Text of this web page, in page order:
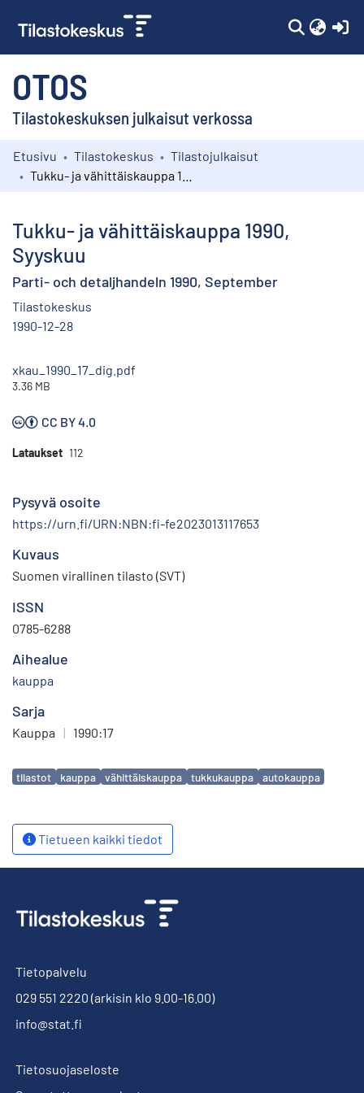
OTOS
Tilastokeskuksen julkaisut verkossa
Kokoelmat
Etusivu Tilastokeskus
Tilastojulkaisut
Tukku- ja vähittäiskauppa 1990,
Syyskuu
Parti- och detaljhandeln 1990, September
Tilastokeskus
1990-12-28
xkau_1990_17_dig.pdf
3.36 MB
CC BY 4.0
Lataukset 112
Pysyvä osoite
https://urn.fi/URN:NBN:fi-fe2023013117653
Kuvaus
Suomen virallinen tilasto (SVT)
ISSN
0785-6288
Aihealue
kauppa
Sarja
Kauppa | 1990:17
Avainsanat
tilastot kauppa vähittäiskauppa tukkukauppa autokauppa
Tietueen kaikki tiedot
Tietopalvelu
029 551 2220 (arkisin klo 9.00-16.00)
info@stat.fi
Tietosuojaseloste